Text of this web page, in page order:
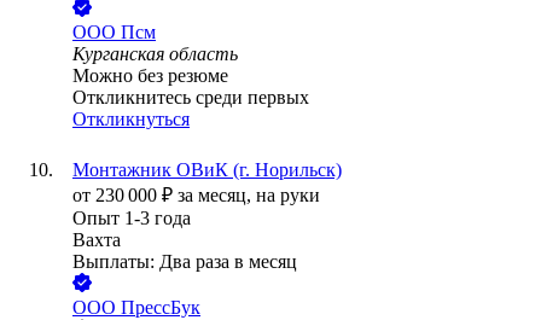
ООО Псм
Курганская область
Можно без резюме
Откликнитесь среди первых
Откликнуться
Монтажник ОВиК (г. Норильск)
от 230 000 ₽ за месяц, на руки
Опыт 1-3 года
Вахта
Выплаты: Два раза в месяц
ООО ПрессБук